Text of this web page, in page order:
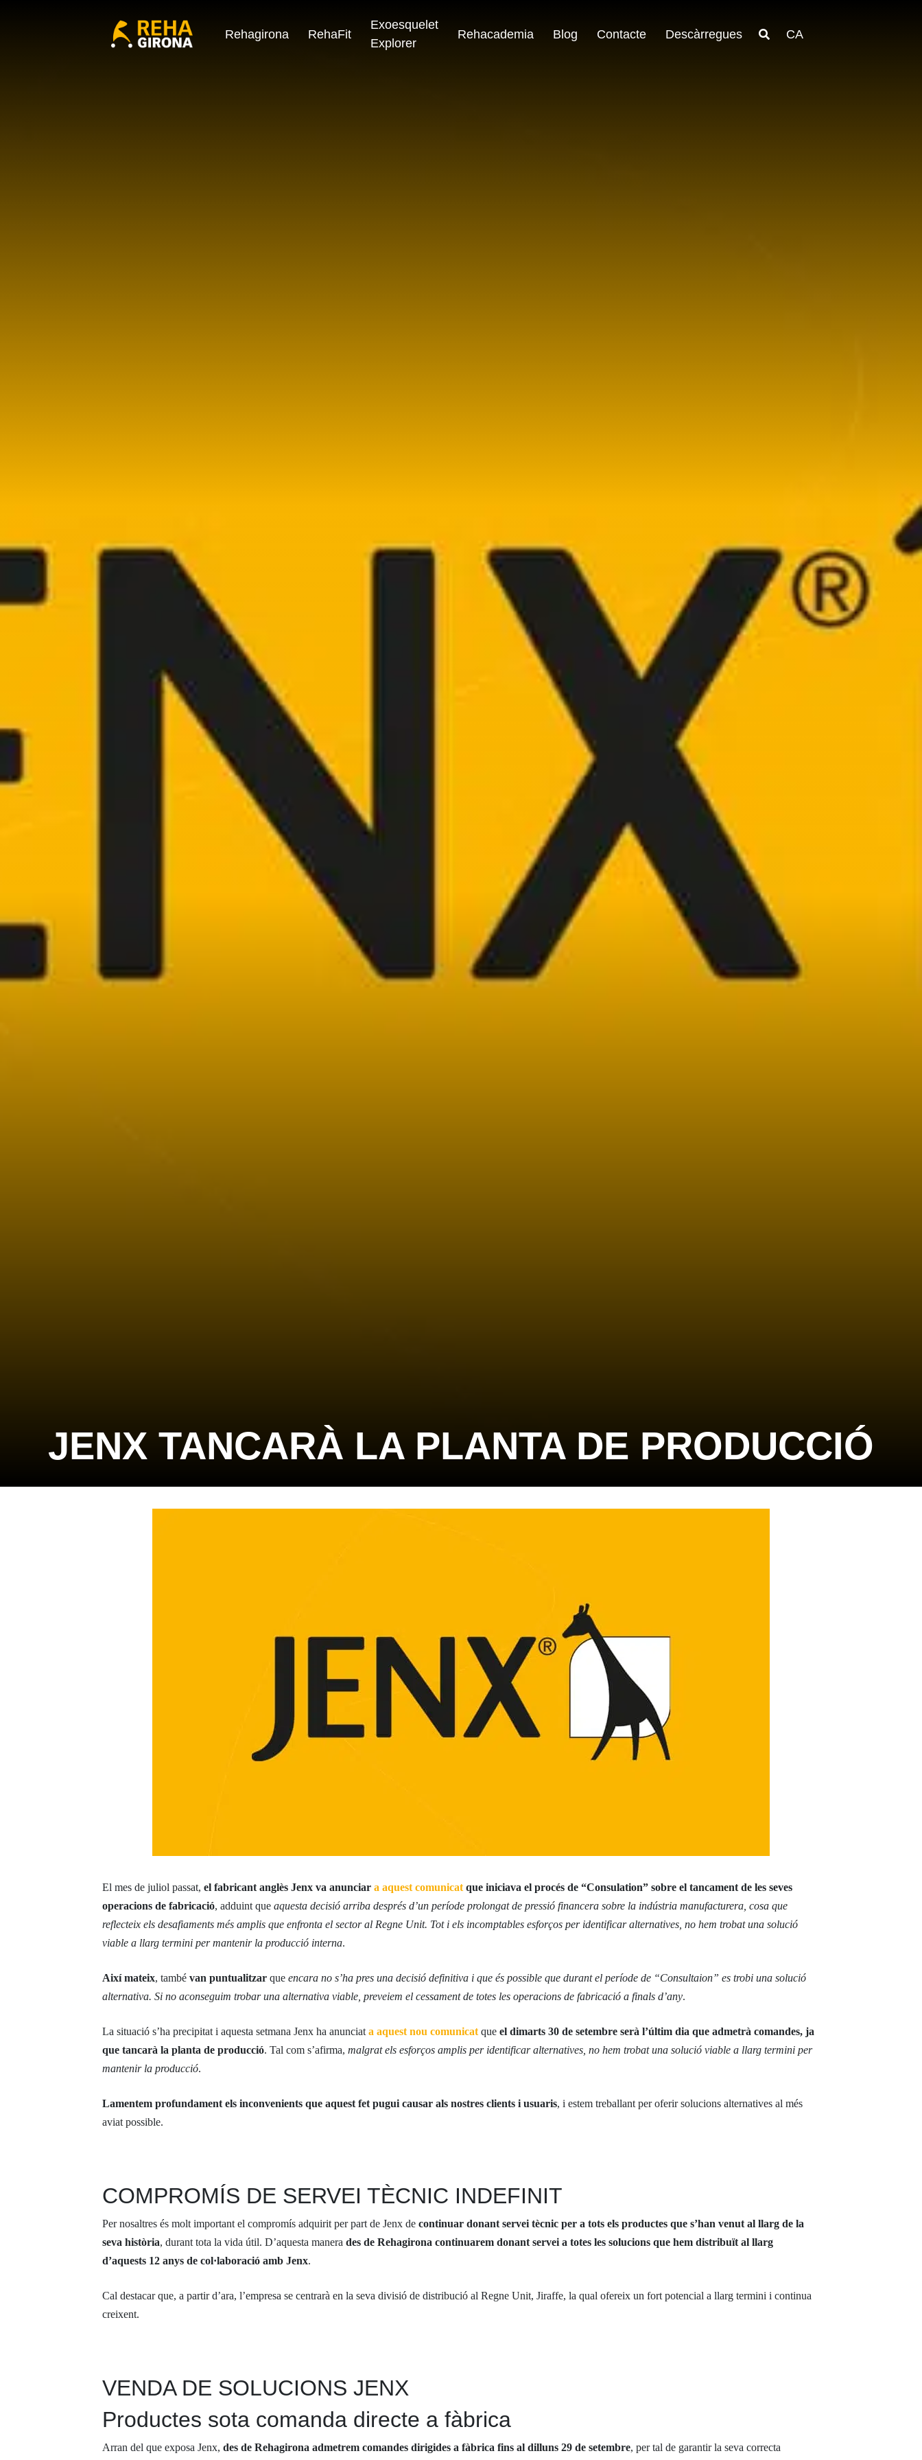
Rehagirona RehaFit
Exoesquelet
Explorer
Rehacademia Blog Contacte Descàrregues CA
JENX TANCARÀ LA PLANTA DE PRODUCCIÓ
El mes de juliol passat,el fabricant anglès Jenx va anunciara aquest comunicat que iniciava el procés de “Consulation” sobre el tancament de les seves
operacions de fabricació, adduint queaquesta decisió arriba després d’un període prolongat de pressió financera sobre la indústria manufacturera, cosa que
reflecteix els desafiaments més amplis que enfronta el sector al Regne Unit. Tot i els incomptables esforços per identificar alternatives, no hem trobat una solució
viable a llarg termini per mantenir la producció interna.
Així mateix, tambévan puntualitzar queencara no s’ha pres una decisió definitiva i que és possible que durant el període de “Consultaion” es trobi una solució
alternativa. Si no aconseguim trobar una alternativa viable, preveiem el cessament de totes les operacions de fabricació a finals d’any.
La situació s’ha precipitat i aquesta setmana Jenx ha anunciata aquest nou comunicat queel dimarts 30 de setembre serà l’últim dia que admetrà comandes, ja
que tancarà la planta de producció. Tal com s’afirma,malgrat els esforços amplis per identificar alternatives, no hem trobat una solució viable a llarg termini per
mantenir la producció.
Lamentem profundament els inconvenients que aquest fet pugui causar als nostres clients i usuaris, i estem treballant per oferir solucions alternatives al més
aviat possible.
COMPROMÍS DE SERVEI TÈCNIC INDEFINIT
Per nosaltres és molt important el compromís adquirit per part de Jenx decontinuar donant servei tècnic per a tots els productes que s’han venut al llarg de la
seva història, durant tota la vida útil. D’aquesta manerades de Rehagirona continuarem donant servei a totes les solucions que hem distribuït al llarg
d’aquests 12 anys de col·laboració amb Jenx.
Cal destacar que, a partir d’ara, l’empresa se centrarà en la seva divisió de distribució al Regne Unit, Jiraffe, la qual ofereix un fort potencial a llarg termini i continua
creixent.
VENDA DE SOLUCIONS JENX
Productes sota comanda directe a fàbrica
Arran del que exposa Jenx,des de Rehagirona admetrem comandes dirigides a fàbrica fins al dilluns 29 de setembre, per tal de garantir la seva correcta